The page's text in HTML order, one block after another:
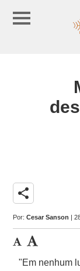
share
Por:Cesar Sanson |
"Em nenhum